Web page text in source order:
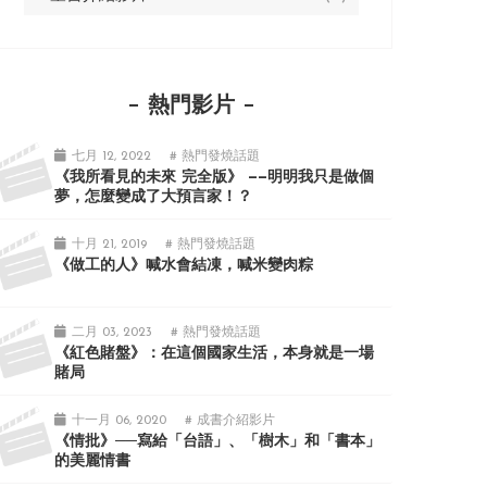
熱門影片
七月 12, 2022 # 熱門發燒話題
《我所看見的未來 完全版》 ——明明我只是做個
夢，怎麼變成了大預言家！？
十月 21, 2019 # 熱門發燒話題
《做工的人》喊水會結凍，喊米變肉粽
二月 03, 2023 # 熱門發燒話題
《紅色賭盤》：在這個國家生活，本身就是一場
賭局
十一月 06, 2020 # 成書介紹影片
《情批》──寫給「台語」、「樹木」和「書本」
的美麗情書